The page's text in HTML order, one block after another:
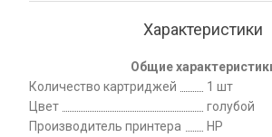
Характеристики
Общие
Количество картриджей
1 шт
Цвет
голубой
Производитель принтера
HP